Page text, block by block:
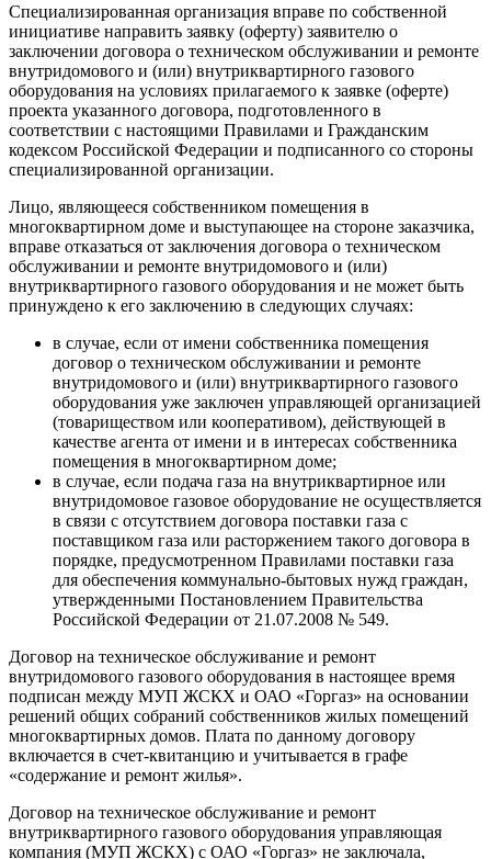
Специализированная организация вправе по собственной
инициативе направить заявку (оферту) заявителю о
заключении договора о техническом обслуживании и ремонте
внутридомового и (или) внутриквартирного газового
оборудования на условиях прилагаемого к заявке (оферте)
проекта указанного договора, подготовленного в
соответствии с настоящими Правилами и Гражданским
кодексом Российской Федерации и подписанного со стороны
специализированной организации.
Лицо, являющееся собственником помещения в
многоквартирном доме и выступающее на стороне заказчика,
вправе отказаться от заключения договора о техническом
обслуживании и ремонте внутридомового и (или)
внутриквартирного газового оборудования и не может быть
принуждено к его заключению в следующих случаях:
в случае, если от имени собственника помещения
договор о техническом обслуживании и ремонте
внутридомового и (или) внутриквартирного газового
оборудования уже заключен управляющей организацией
(товариществом или кооперативом), действующей в
качестве агента от имени и в интересах собственника
помещения в многоквартирном доме;
в случае, если подача газа на внутриквартирное или
внутридомовое газовое оборудование не осуществляется
в связи с отсутствием договора поставки газа с
поставщиком газа или расторжением такого договора в
порядке, предусмотренном Правилами поставки газа
для обеспечения коммунально-бытовых нужд граждан,
утвержденными Постановлением Правительства
Российской Федерации от 21.07.2008 № 549.
Договор на техническое обслуживание и ремонт
внутридомового газового оборудования в настоящее время
подписан между МУП ЖСКХ и ОАО «Горгаз» на основании
решений общих собраний собственников жилых помещений
многоквартирных домов. Плата по данному договору
включается в счет-квитанцию и учитывается в графе
«содержание и ремонт жилья».
Договор на техническое обслуживание и ремонт
внутриквартирного газового оборудования управляющая
компания (МУП ЖСКХ) с ОАО «Горгаз» не заключала,